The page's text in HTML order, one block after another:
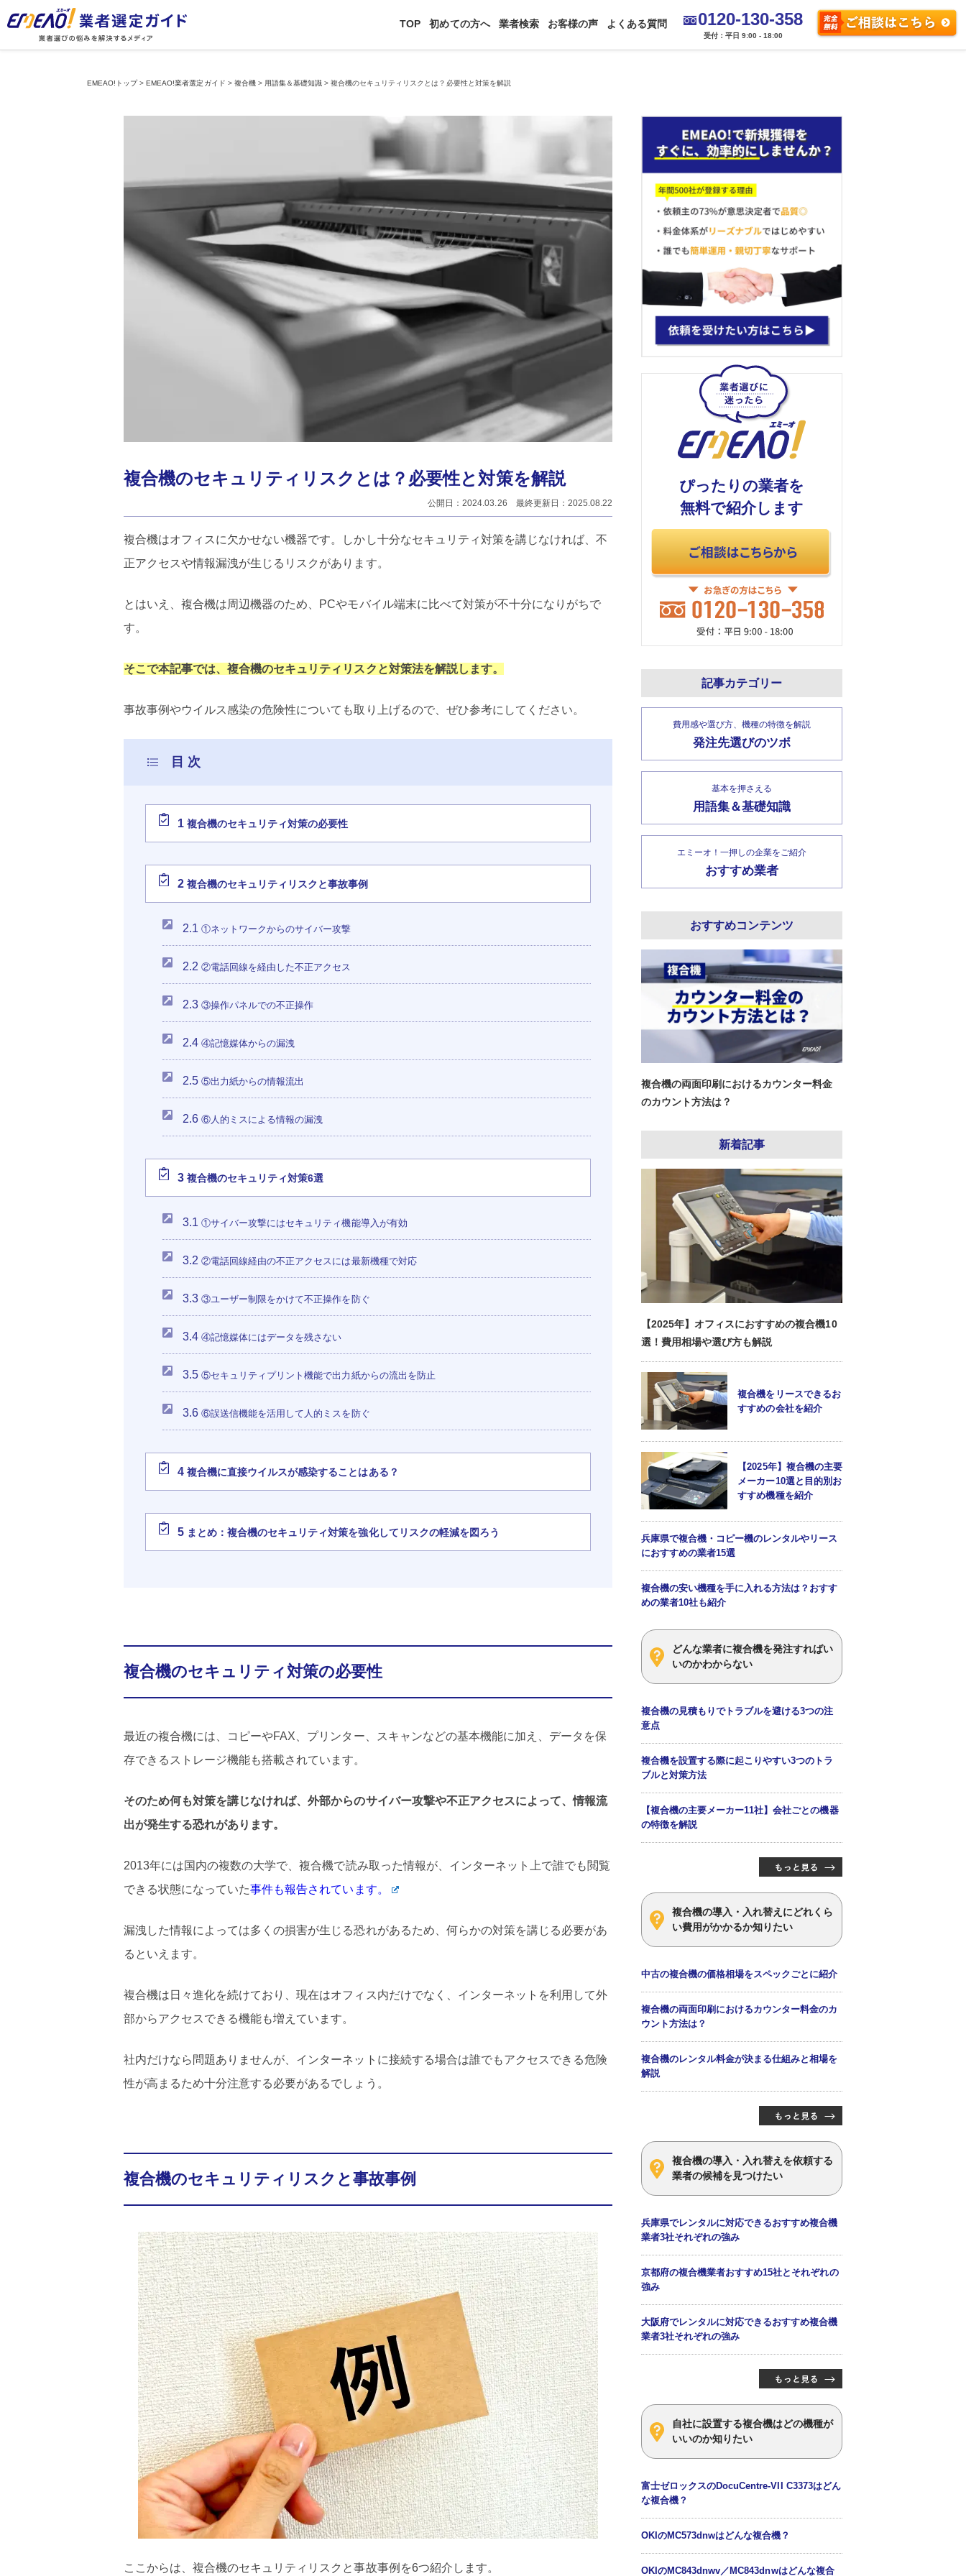
TOP 初めての方へ 業者検索 お客様の声 よくある質問 0120-130-358
受付：平日 9:00 - 18:00
EMEAO!トップ>EMEAO!業者選定ガイド > 複合機> 用語集＆基礎知識 >複合機のセキュリティリスクとは？必要性と対策を解説
複合機のセキュリティリスクとは？必要性と対策を解説
公開日：2024.03.26 最終更新日：2025.08.22
複合機はオフィスに欠かせない機器です。しかし十分なセキュリティ対策を講じなければ、不
正アクセスや情報漏洩が生じるリスクがあります。
とはいえ、複合機は周辺機器のため、PCやモバイル端末に比べて対策が不十分になりがちで
す。
そこで本記事では、複合機のセキュリティリスクと対策法を解説します。
事故事例やウイルス感染の危険性についても取り上げるので、ぜひ参考にしてください。
1 複合機のセキュリティ対策の必要性
2 複合機のセキュリティリスクと事故事例
2.1 ①ネットワークからのサイバー攻撃
2.2 ②電話回線を経由した不正アクセス
2.3 ③操作パネルでの不正操作
2.4 ④記憶媒体からの漏洩
2.5 ⑤出力紙からの情報流出
2.6 ⑥人的ミスによる情報の漏洩
3 複合機のセキュリティ対策6選
3.1 ①サイバー攻撃にはセキュリティ機能導入が有効
3.2 ②電話回線経由の不正アクセスには最新機種で対応
3.3 ③ユーザー制限をかけて不正操作を防ぐ
3.4 ④記憶媒体にはデータを残さない
3.5 ⑤セキュリティプリント機能で出力紙からの流出を防止
3.6 ⑥誤送信機能を活用して人的ミスを防ぐ
4 複合機に直接ウイルスが感染することはある？
5 まとめ：複合機のセキュリティ対策を強化してリスクの軽減を図ろう
複合機のセキュリティ対策の必要性
最近の複合機には、コピーやFAX、プリンター、スキャンなどの基本機能に加え、データを保
存できるストレージ機能も搭載されています。
そのため何も対策を講じなければ、外部からのサイバー攻撃や不正アクセスによって、情報流
出が発生する恐れがあります。
2013年には国内の複数の大学で、複合機で読み取った情報が、インターネット上で誰でも閲覧
できる状態になっていた事件も報告されています。
漏洩した情報によっては多くの損害が生じる恐れがあるため、何らかの対策を講じる必要があ
るといえます。
複合機は日々進化を続けており、現在はオフィス内だけでなく、インターネットを利用して外
部からアクセスできる機能も増えています。
社内だけなら問題ありませんが、インターネットに接続する場合は誰でもアクセスできる危険
性が高まるため十分注意する必要があるでしょう。
複合機のセキュリティリスクと事故事例
ここからは、複合機のセキュリティリスクと事故事例を6つ紹介します。
ぴったりの業者を
無料で紹介します
記事カテゴリー
費用感や選び方、機種の特徴を解説
発注先選びのツボ
基本を押さえる
用語集＆基礎知識
エミーオ！一押しの企業をご紹介
おすすめ業者
おすすめコンテンツ
複合機の両面印刷におけるカウンター料金
のカウント方法は？
新着記事
【2025年】オフィスにおすすめの複合機10
選！費用相場や選び方も解説
複合機をリースできるお
すすめの会社を紹介
【2025年】複合機の主要
メーカー10選と目的別お
すすめ機種を紹介
兵庫県で複合機・コピー機のレンタルやリース
におすすめの業者15選
複合機の安い機種を手に入れる方法は？おすす
めの業者10社も紹介
どんな業者に複合機を発注すればい
いのかわからない
複合機の見積もりでトラブルを避ける3つの注
意点
複合機を設置する際に起こりやすい3つのトラ
ブルと対策方法
【複合機の主要メーカー11社】会社ごとの機器
の特徴を解説
複合機の導入・入れ替えにどれくら
い費用がかかるか知りたい
中古の複合機の価格相場をスペックごとに紹介
複合機の両面印刷におけるカウンター料金のカ
ウント方法は？
複合機のレンタル料金が決まる仕組みと相場を
解説
複合機の導入・入れ替えを依頼する
業者の候補を見つけたい
兵庫県でレンタルに対応できるおすすめ複合機
業者3社それぞれの強み
京都府の複合機業者おすすめ15社とそれぞれの
強み
大阪府でレンタルに対応できるおすすめ複合機
業者3社それぞれの強み
自社に設置する複合機はどの機種が
いいのか知りたい
富士ゼロックスのDocuCentre-VII C3373はどん
な複合機？
OKIのMC573dnwはどんな複合機？
OKIのMC843dnwv／MC843dnwはどんな複合